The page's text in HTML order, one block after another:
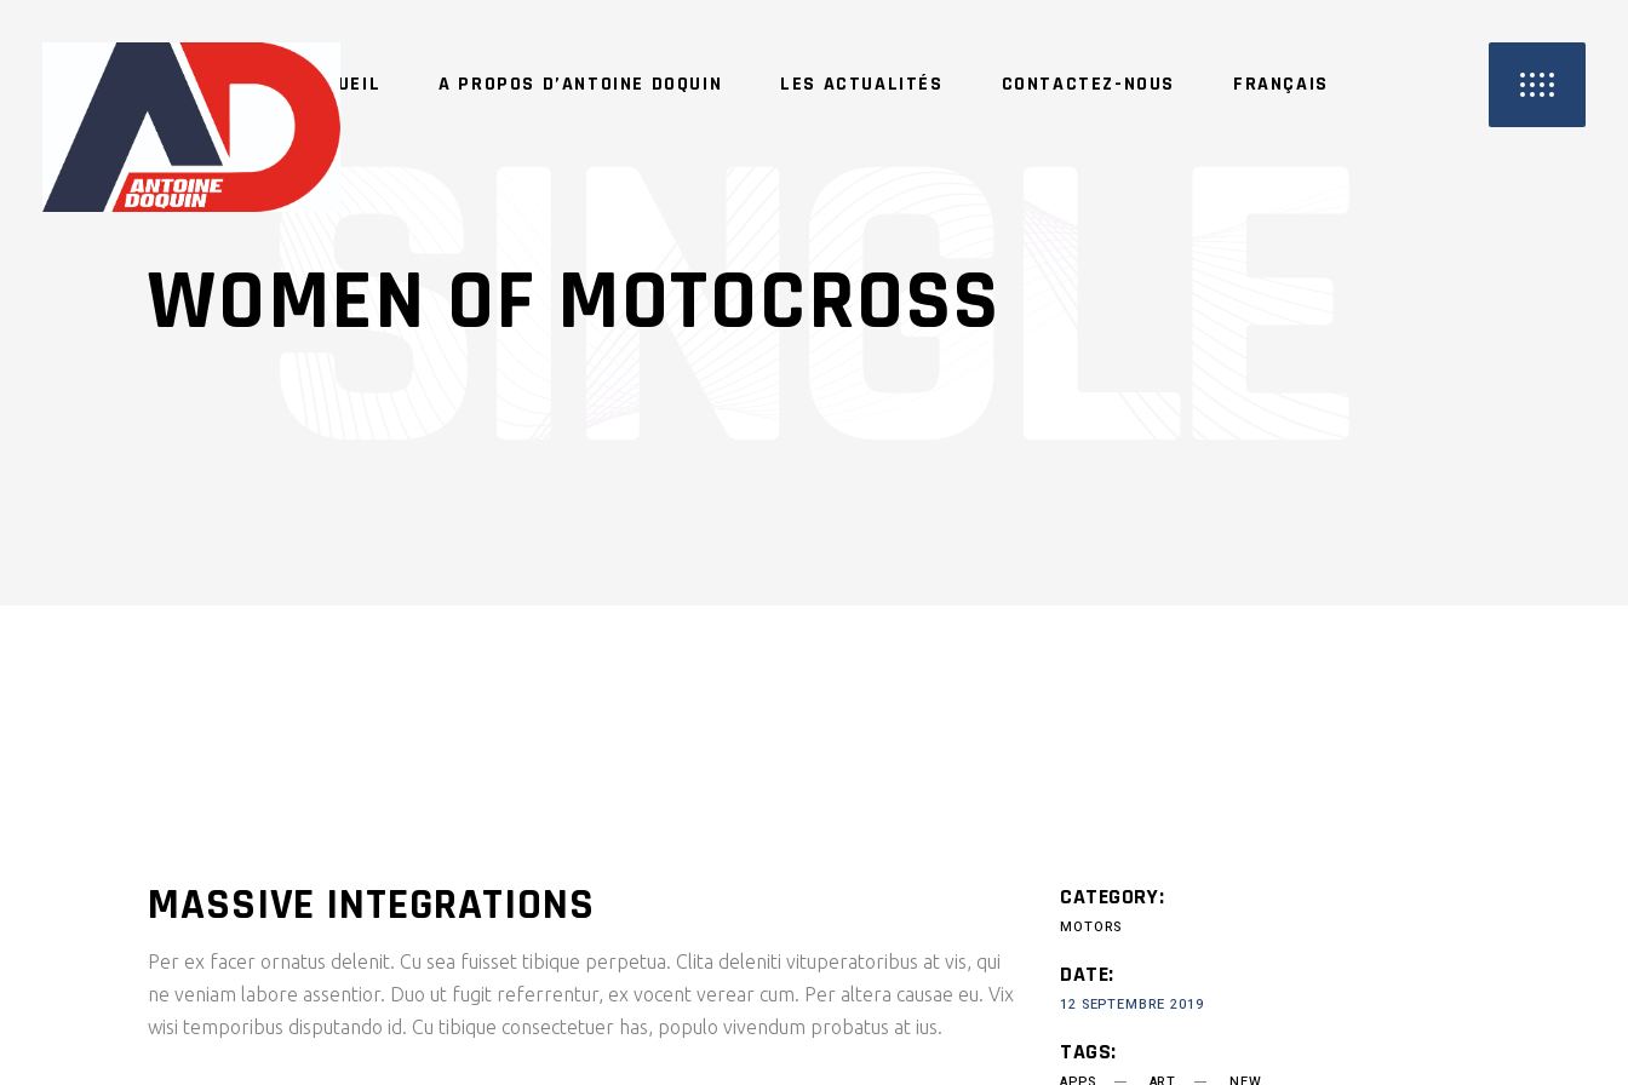
ACCUEIL A PROPOS D’ANTOINE DOQUIN LES ACTUALITÉS CONTACTEZ-NOUS FRANÇAIS
WOMEN OF MOTOCROSS
MASSIVE INTEGRATIONS
Per ex facer ornatus delenit. Cu sea fuisset tibique perpetua. Clita deleniti vituperatoribus at vis, qui
ne veniam labore assentior. Duo ut fugit referrentur, ex vocent verear cum. Per altera causae eu. Vix
wisi temporibus disputando id. Cu tibique consectetuer has, populo vivendum probatus at ius.
CATEGORY:
MOTORS
DATE:
12 SEPTEMBRE 2019
TAGS: